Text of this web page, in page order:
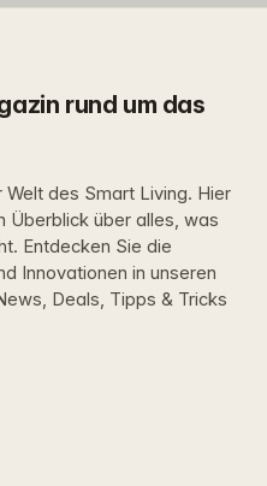
rund um das
des Smart Living. Hier
Überblick über alles, was
Entdecken Sie die
Innovationen in unseren
Deals, Tipps & Tricks